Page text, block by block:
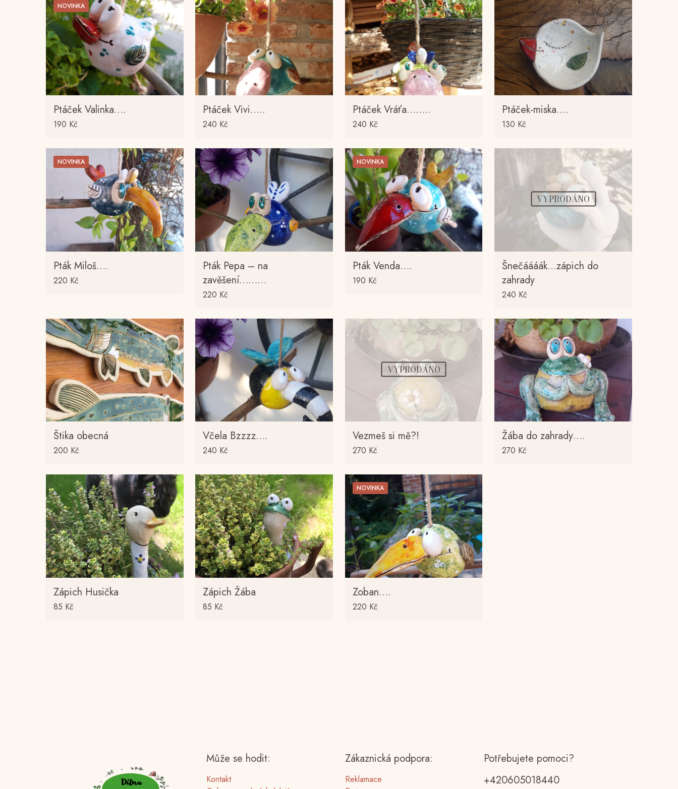
NOVINKA
Ptáček Valinka….
190 Kč
Ptáček Vivi…..
240 Kč
Ptáček Vráťa……..
240 Kč
Ptáček-miska….
130 Kč
NOVINKA
Pták Miloš….
220 Kč
Pták Pepa – na
zavěšení………
220 Kč
NOVINKA
Pták Venda….
190 Kč
VYPRODÁNO
Šnečáááák…zápich do
zahrady
240 Kč
Štika obecná
200 Kč
Včela Bzzzz….
240 Kč
VYPRODÁNO
Vezmeš si mě?!
270 Kč
Žába do zahrady….
270 Kč
Zápich Husička
85 Kč
Zápich Žába
85 Kč
NOVINKA
Zoban….
220 Kč
Může se hodit:
Kontakt
Zákaznická podpora:
Reklamace
Potřebujete pomoci?
+420605018440